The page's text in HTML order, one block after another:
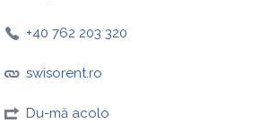
+40 762 203 320
swisorent.ro
Du-mă acolo